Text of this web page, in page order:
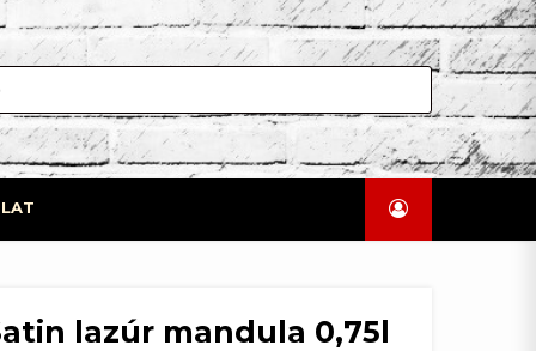
lazúr mandula 0,75l